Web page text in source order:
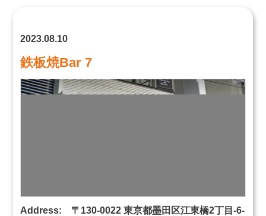
2023.08.10
鉄板焼Bar 7
Address: 〒130-0022 東京都墨田区江東橋2丁目-6-